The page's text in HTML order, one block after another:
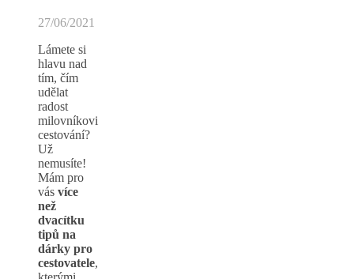
27/06/2021
Lámete si
hlavu nad
tím, čím
udělat
radost
milovníkovi
cestování?
Už
nemusíte!
Mám pro
vás více
než
dvacítku
tipů na
dárky pro
cestovatele,